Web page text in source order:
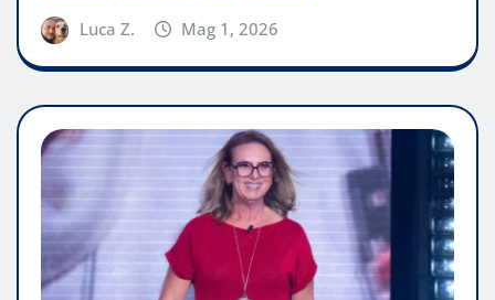
Luca Z. Mag 1, 2026